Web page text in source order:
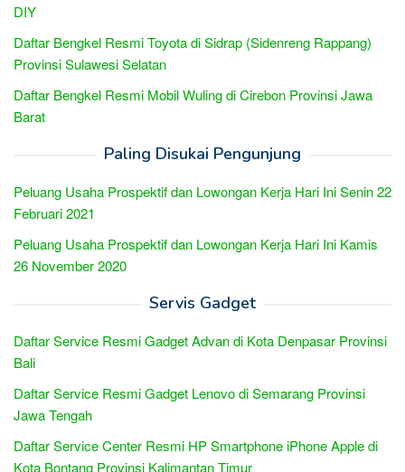
DIY
Daftar Bengkel Resmi Toyota di Sidrap (Sidenreng Rappang)
Provinsi Sulawesi Selatan
Daftar Bengkel Resmi Mobil Wuling di Cirebon Provinsi Jawa
Barat
Paling Disukai Pengunjung
Peluang Usaha Prospektif dan Lowongan Kerja Hari Ini Senin 22
Februari 2021
Peluang Usaha Prospektif dan Lowongan Kerja Hari Ini Kamis
26 November 2020
Servis Gadget
Daftar Service Resmi Gadget Advan di Kota Denpasar Provinsi
Bali
Daftar Service Resmi Gadget Lenovo di Semarang Provinsi
Jawa Tengah
Daftar Service Center Resmi HP Smartphone iPhone Apple di
Kota Bontang Provinsi Kalimantan Timur